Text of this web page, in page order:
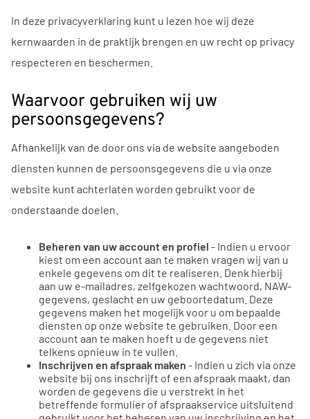
In deze privacyverklaring kunt u lezen hoe wij deze
kernwaarden in de praktijk brengen en uw recht op privacy
respecteren en beschermen.
Waarvoor gebruiken wij uw
persoonsgegevens?
Afhankelijk van de door ons via de website aangeboden
diensten kunnen de persoonsgegevens die u via onze
website kunt achterlaten worden gebruikt voor de
onderstaande doelen.
Beheren van uw account en profiel - Indien u ervoor
kiest om een account aan te maken vragen wij van u
enkele gegevens om dit te realiseren. Denk hierbij
aan uw e-mailadres, zelfgekozen wachtwoord, NAW-
gegevens, geslacht en uw geboortedatum. Deze
gegevens maken het mogelijk voor u om bepaalde
diensten op onze website te gebruiken. Door een
account aan te maken hoeft u de gegevens niet
telkens opnieuw in te vullen.
Inschrijven en afspraak maken - Indien u zich via onze
website bij ons inschrijft of een afspraak maakt, dan
worden de gegevens die u verstrekt in het
betreffende formulier of afspraakservice uitsluitend